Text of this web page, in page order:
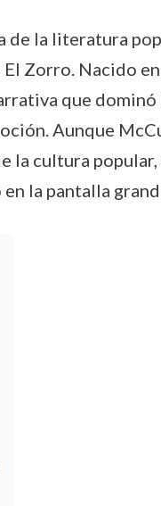
la literatura
Zorro. Nacido
que
Aunque
cultura
la pantalla